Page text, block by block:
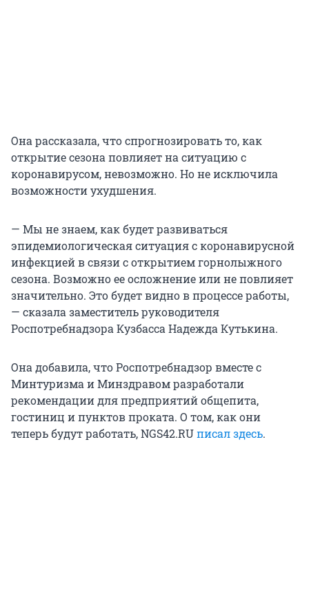
Она рассказала, что спрогнозировать то, как
открытие сезона повлияет на ситуацию с
коронавирусом, невозможно. Но не исключила
возможности ухудшения.
— Мы не знаем, как будет развиваться
эпидемиологическая ситуация с коронавирусной
инфекцией в связи с открытием горнолыжного
сезона. Возможно ее осложнение или не повлияет
значительно. Это будет видно в процессе работы,
— сказала заместитель руководителя
Роспотребнадзора Кузбасса Надежда Кутькина.
Она добавила, что Роспотребнадзор вместе с
Минтуризма и Минздравом разработали
рекомендации для предприятий общепита,
гостиниц и пунктов проката. О том, как они
теперь будут работать, NGS42.RUписал здесь.